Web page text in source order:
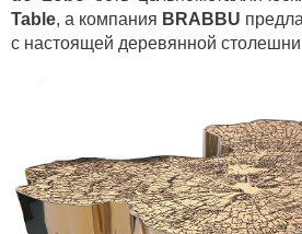
Table, а компания BRABBU
с настоящей деревянной